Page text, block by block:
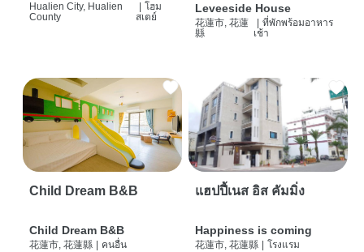
Hualien City, Hualien
County
โฮม
สเตย์
Leveeside House
花蓮市, 花蓮
縣
ที่พักพร้อมอาหาร
เช้า
Child Dream B&B
Child Dream B&B
花蓮市, 花蓮縣 คนอื่น
แฮปปี้เนส อิส คัมมิ่ง
Happiness is coming
花蓮市, 花蓮縣 โรงแรม